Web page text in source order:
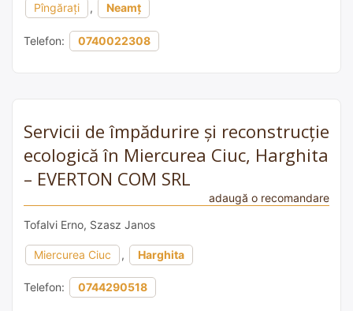
Pîngărați , Neamț
Telefon: 0740022308
Servicii de împădurire și reconstrucție
ecologică în Miercurea Ciuc, Harghita
– EVERTON COM SRL
adaugă o recomandare
Tofalvi Erno, Szasz Janos
Miercurea Ciuc , Harghita
Telefon: 0744290518